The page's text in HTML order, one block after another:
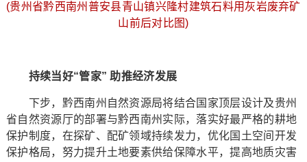
(贵州省黔西南州普安县青山镇兴隆村建筑石料用灰岩废弃矿
山前后对比图)
持续当好“管家” 助推经济发展
下步，黔西南州自然资源局将结合国家顶层设计及贵州
省自然资源厅的部署与黔西南州实际，落实好最严格的耕地
保护制度，在探矿、配矿领域持续发力，优化国土空间开发
保护格局，努力提升土地要素供给保障水平，提高地质灾害